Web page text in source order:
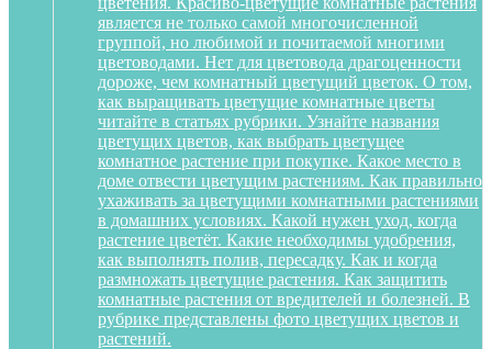
является не только самой многочисленной
группой, но любимой и почитаемой многими
цветоводами. Нет для цветовода драгоценности
дороже, чем комнатный цветущий цветок. О том,
как выращивать цветущие комнатные цветы
читайте в статьях рубрики. Узнайте названия
цветущих цветов, как выбрать цветущее
комнатное растение при покупке. Какое место в
доме отвести цветущим растениям. Как правильно
ухаживать за цветущими комнатными растениями
в домашних условиях. Какой нужен уход, когда
растение цветёт. Какие необходимы удобрения,
как выполнять полив, пересадку. Как и когда
размножать цветущие растения. Как защитить
комнатные растения от вредителей и болезней. В
рубрике представлены фото цветущих цветов и
растений.